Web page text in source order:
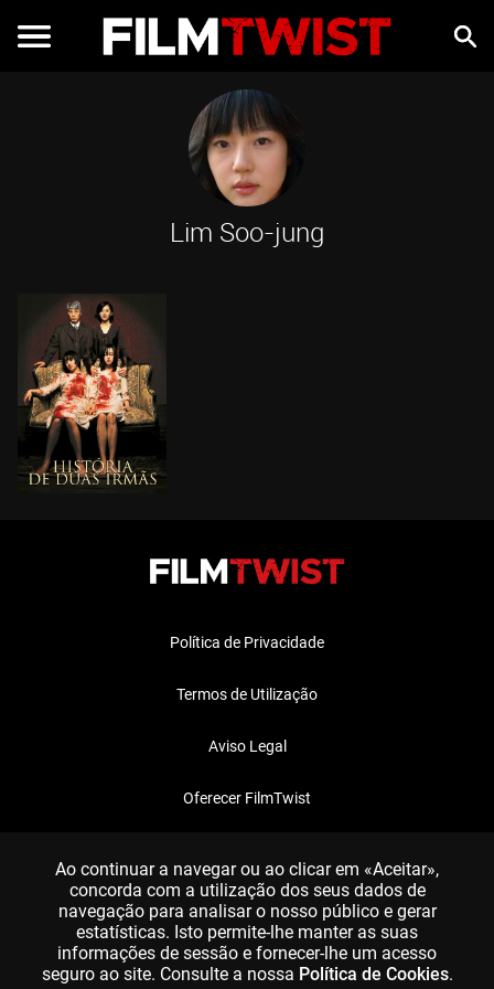
Lim Soo-jung
Política de Privacidade
Termos de Utilização
Aviso Legal
Oferecer FilmTwist
Ao continuar a navegar ou ao clicar em «Aceitar»,
concorda com a utilização dos seus dados de
navegação para analisar o nosso público e gerar
estatísticas. Isto permite-lhe manter as suas
informações de sessão e fornecer-lhe um acesso
seguro ao site. Consulte a nossa Política de Cookies.